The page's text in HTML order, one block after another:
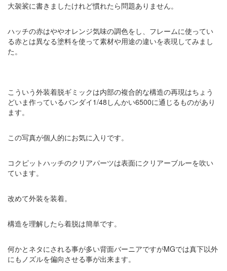
大袈裟に書きましたけれど慣れたら問題ありません。
ハッチの赤はややオレンジ気味の調色をし、フレームに使ってい
る赤とは異なる塗料を使って素材や用途の違いを表現してみまし
た。
こういう外装着脱ギミックは内部の複合的な構造の再現はちょう
どいま作っているバンダイ1/48しんかい6500に通じるものがあり
ます。
この写真が個人的にお気に入りです。
コクピットハッチのクリアパーツは表面にクリアーブルーを吹い
ています。
改めて外装を装着。
構造を理解したら着脱は簡単です。
何かとネタにされる事が多い背面バーニアですがMGでは真下以外
にもノズルを偏向させる事が出来ます。